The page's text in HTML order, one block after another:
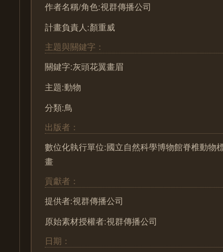
作者名稱/角色:視群傳播公司
計畫負責人:顏重威
主題與關鍵字：
關鍵字:灰頭花翼畫眉
主題:動物
分類:鳥
出版者：
數位化執行單位:國立自然科學博物館脊椎動物
畫
貢獻者：
提供者:視群傳播公司
原始素材授權者:視群傳播公司
日期：